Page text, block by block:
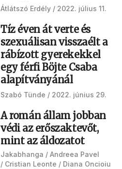
Átlátszó Erdély 2022. július 11.
Tíz éven át verte és
szexuálisan visszaélt a
rábízott gyerekekkel
egy férfi Böjte Csaba
alapítványánál
Szabó Tünde 2022. június 29.
A román állam jobban
védi az erőszaktevőt,
mint az áldozatot
Jakabhanga
Andreea Pavel
Cristian Leonte
Diana Oncioiu